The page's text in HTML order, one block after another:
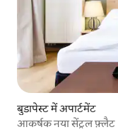
बुडापेस्ट में अपार्टमेंट
आकर्षक नया सेंट्रल फ़्लैट